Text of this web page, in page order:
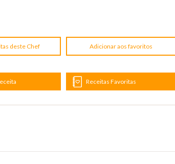
deste Chef Adicionar aos favoritos
Receitas Favoritas